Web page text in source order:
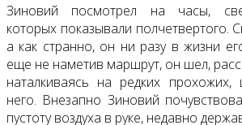
Зиновий посмотрел на часы,
которых показывали полчетвертого.
а как странно, он ни разу в жизни
еще не наметив маршрут, он шел,
наталкиваясь на редких
него. Внезапно Зиновий
пустоту воздуха в руке, недавно